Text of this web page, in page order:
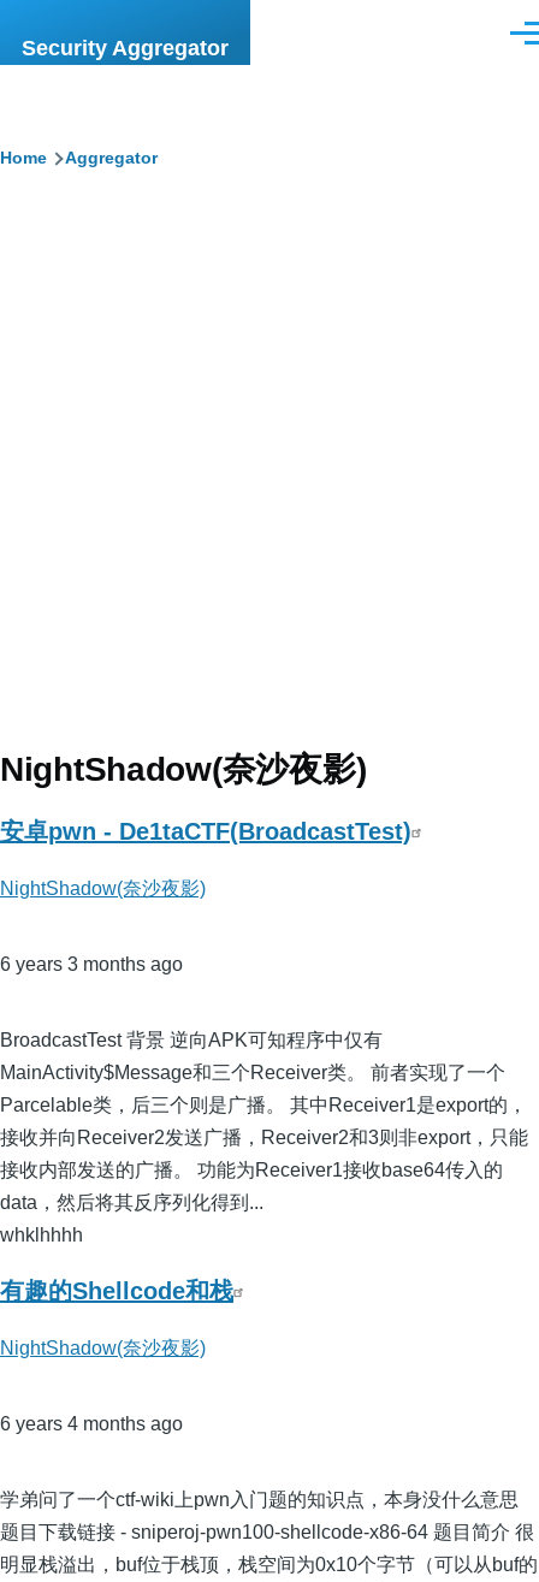
Security Aggregator
Breadcrumb
Home Aggregator
NightShadow(奈沙夜影)
安卓pwn - De1taCTF(BroadcastTest)
NightShadow(奈沙夜影)
6 years 3 months ago
BroadcastTest 背景 逆向APK可知程序中仅有
MainActivity$Message和三个Receiver类。 前者实现了一个
Parcelable类，后三个则是广播。 其中Receiver1是export的，
接收并向Receiver2发送广播，Receiver2和3则非export，只能
接收内部发送的广播。 功能为Receiver1接收base64传入的
data，然后将其反序列化得到...
whklhhhh
有趣的Shellcode和栈
NightShadow(奈沙夜影)
6 years 4 months ago
学弟问了一个ctf-wiki上pwn入门题的知识点，本身没什么意思
题目下载链接 - sniperoj-pwn100-shellcode-x86-64 题目简介 很
明显栈溢出，buf位于栈顶，栈空间为0x10个字节（可以从buf的